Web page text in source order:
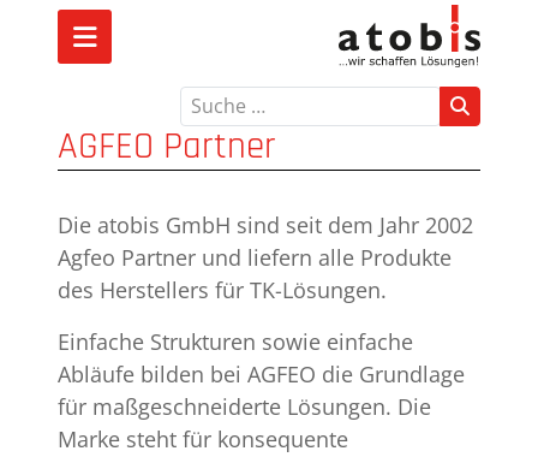
Suchen
AGFEO Partner
Die atobis GmbH sind seit dem Jahr 2002
Agfeo Partner und liefern alle Produkte
des Herstellers für TK-Lösungen.
Einfache Strukturen sowie einfache
Abläufe bilden bei AGFEO die Grundlage
für maßgeschneiderte Lösungen. Die
Marke steht für konsequente